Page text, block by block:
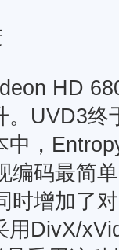
HD
UVD3终
，
编码最简
时增加了
用DivX/